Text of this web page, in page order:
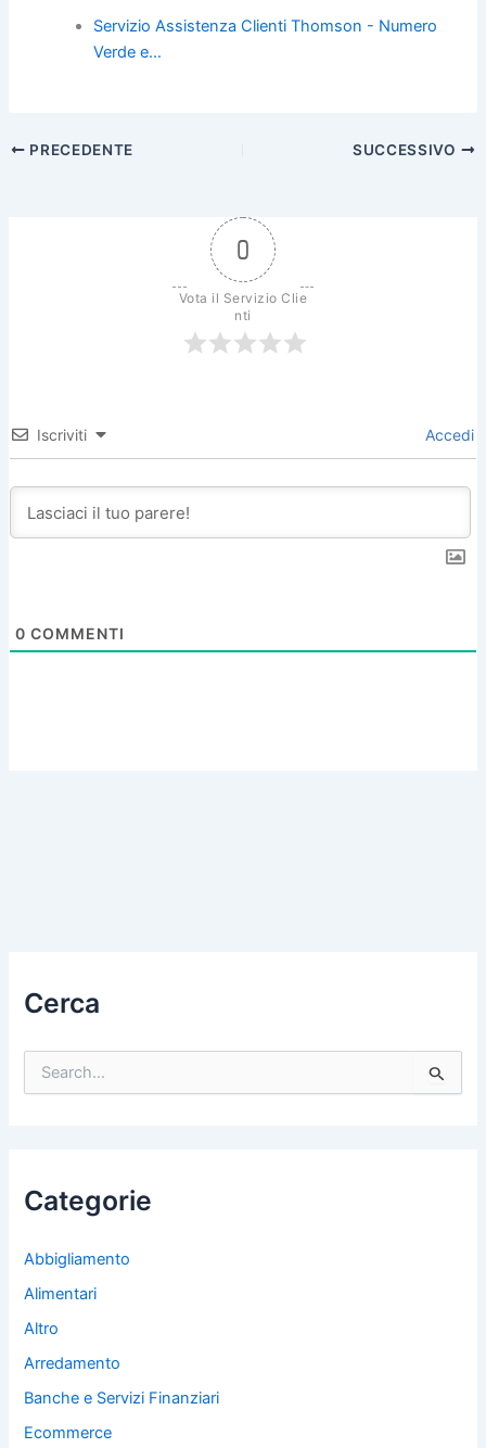
Servizio Assistenza Clienti Thomson - Numero
Verde e…
PRECEDENTE SUCCESSIVO
0
Vota il Servizio Clie
nti
Iscriviti Accedi
0 COMMENTI
Cerca
Categorie
Abbigliamento
Alimentari
Altro
Arredamento
Banche e Servizi Finanziari
Ecommerce